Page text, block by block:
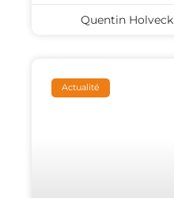
Quentin Holveck
Actualité